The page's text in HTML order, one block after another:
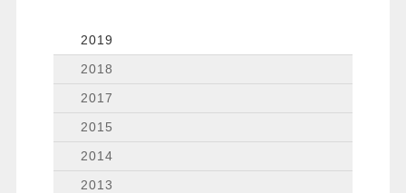
2019
2018
2017
2015
2014
2013